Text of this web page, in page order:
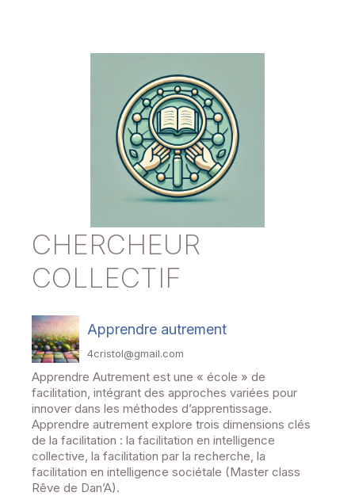
CHERCHEUR
COLLECTIF
Apprendre autrement
4cristol@gmail.com
Apprendre Autrement est une « école » de
facilitation, intégrant des approches variées pour
innover dans les méthodes d’apprentissage.
Apprendre autrement explore trois dimensions clés
de la facilitation : la facilitation en intelligence
collective, la facilitation par la recherche, la
facilitation en intelligence sociétale (Master class
Rêve de Dan’A).